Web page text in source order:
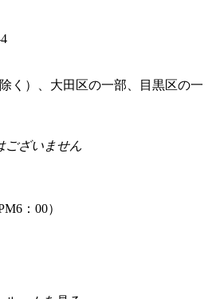
く）、大田区の一部、目黒区の一
ございません
：00）